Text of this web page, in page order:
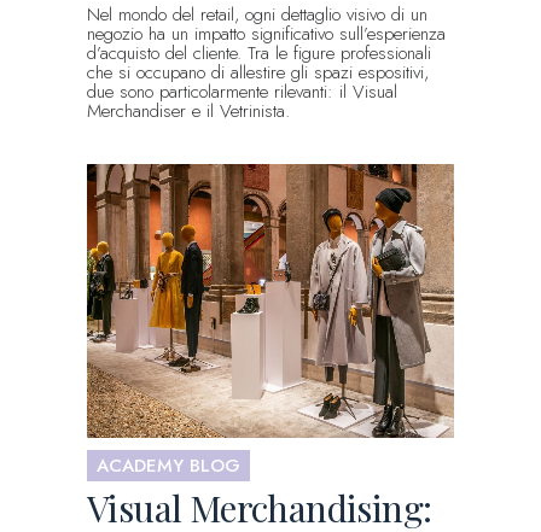
Nel mondo del retail, ogni dettaglio visivo di un
negozio ha un impatto significativo sull’esperienza
d’acquisto del cliente. Tra le figure professionali
che si occupano di allestire gli spazi espositivi,
due sono particolarmente rilevanti: il Visual
Merchandiser e il Vetrinista.
ACADEMY BLOG
Visual Merchandising: